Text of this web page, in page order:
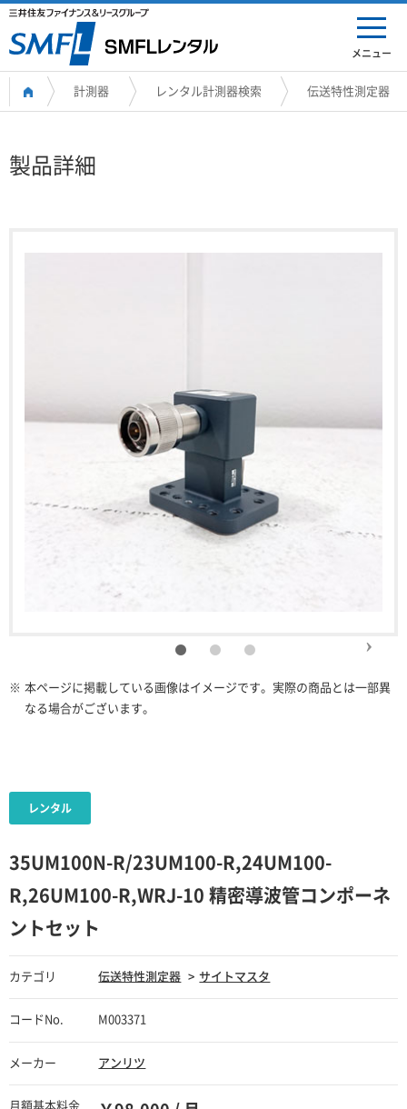
メニュー
計測器 レンタル計測器検索 伝送特性測定器
製品詳細
※ 本ページに掲載している画像はイメージです。実際の商品とは一部異
なる場合がございます。
35UM100N-R/23UM100-R,24UM100-
R,26UM100-R,WRJ-10 精密導波管コンポーネ
ントセット
カテゴリ 伝送特性測定器 サイトマスタ
コードNo. M003371
メーカー アンリツ
月額基本料金